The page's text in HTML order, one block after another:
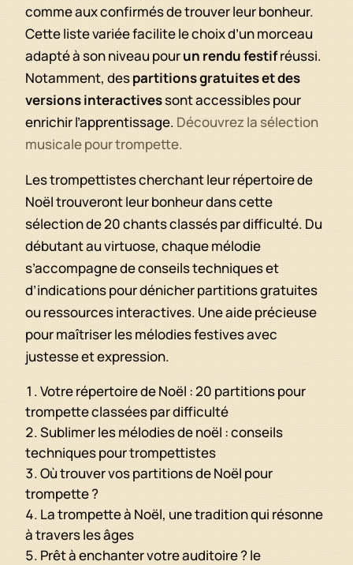
comme aux confirmés de trouver leur bonheur.
Cette liste variée facilite le choix d’un morceau
adapté à son niveau pourun rendu festifréussi.
Notamment, despartitions gratuites et des
versions interactivessont accessibles pour
enrichir l’apprentissage. Découvrez la sélection
musicale pour trompette.
Les trompettistes cherchant leur répertoire de
Noël trouveront leur bonheur dans cette
sélection de 20 chants classés par difficulté. Du
débutant au virtuose, chaque mélodie
s’accompagne de conseils techniques et
d’indications pour dénicher partitions gratuites
ou ressources interactives. Une aide précieuse
pour maîtriser les mélodies festives avec
justesse et expression.
Votre répertoire de Noël : 20 partitions pour
trompette classées par difficulté
Sublimer les mélodies de noël : conseils
techniques pour trompettistes
Où trouver vos partitions de Noël pour
trompette ?
La trompette à Noël, une tradition qui résonne
à travers les âges
Prêt à enchanter votre auditoire ? le